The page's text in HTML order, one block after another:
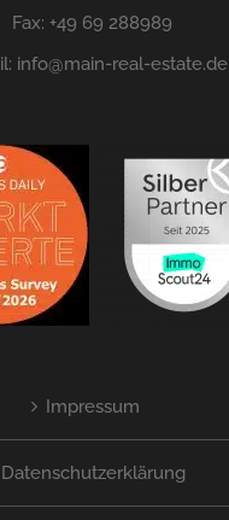
Fax: +49 69 288989
info@main-real-estate.de
Impressum
Datenschutzerklärung